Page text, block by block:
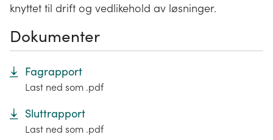
knyttet til drift og vedlikehold av løsninger.
Dokumenter
Fagrapport
Last ned som .pdf
Sluttrapport
Last ned som .pdf